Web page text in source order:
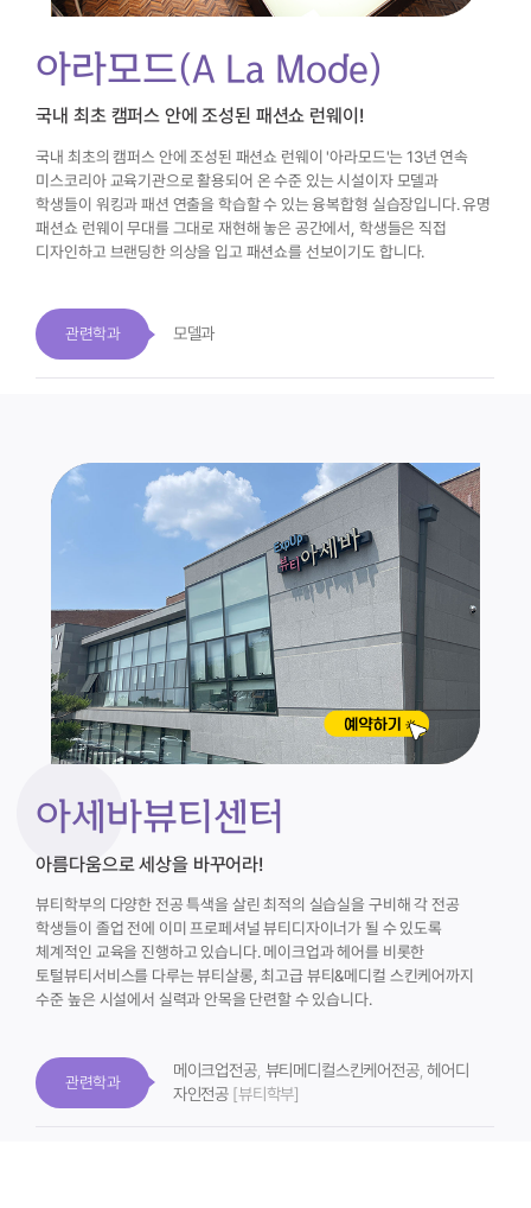
아라모드(A La Mode)
국내 최초 캠퍼스 안에 조성된 패션쇼 런웨이!
국내 최초의 캠퍼스 안에 조성된 패션쇼 런웨이 '아라모드'는13년 연속
미스코리아 교육기관으로 활용되어 온 수준 있는 시설이자모델과
학생들이 워킹과 패션 연출을 학습할 수 있는 융복합형 실습장입니다.유명
패션쇼 런웨이 무대를 그대로 재현해 놓은 공간에서, 학생들은 직접
디자인하고 브랜딩한 의상을 입고 패션쇼를 선보이기도 합니다.
관련학과 모델과
아세바뷰티센터
아름다움으로 세상을 바꾸어라!
뷰티학부의 다양한 전공 특색을 살린 최적의 실습실을 구비해 각 전공
학생들이 졸업 전에 이미 프로페셔널 뷰티디자이너가 될 수 있도록
체계적인 교육을 진행하고 있습니다.메이크업과 헤어를 비롯한
토털뷰티서비스를 다루는 뷰티살롱, 최고급 뷰티&메디컬 스킨케어까지
수준 높은 시설에서 실력과 안목을 단련할 수 있습니다.
관련학과
메이크업전공, 뷰티메디컬스킨케어전공,헤어디
자인전공 [뷰티학부]